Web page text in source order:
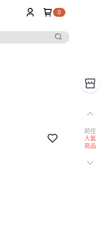
0
前往
人氣
商品